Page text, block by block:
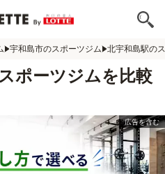
宇和島市のスポーツジム 北宇和島駅の
ポーツジムを比較